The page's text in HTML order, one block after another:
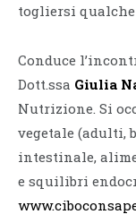
togliersi qualche
Conduce
Dott.ssa Giulia
Nutrizione. Si
vegetale (adulti,
intestinale,
e squilibri